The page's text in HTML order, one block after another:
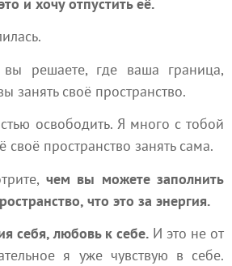
вы решаете, где ваша граница,
занять своё пространство.
освободить. Я много с тобой
своё пространство занять сама.
чем вы можете заполнить
что это за энергия.
себя, любовь к себе. И это не от
я уже чувствую в себе.